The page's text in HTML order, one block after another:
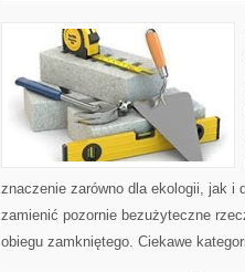
znaczenie zarówno dla ekologii, jak i
zamienić pozornie bezużyteczne
obiegu zamkniętego. Ciekawe